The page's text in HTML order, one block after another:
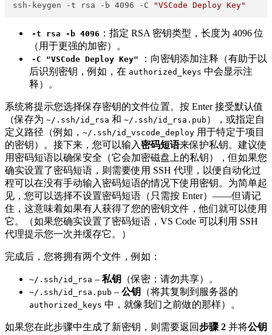
ssh-keygen -t rsa -b 4096 -C "VSCode Deploy Key"
-t rsa -b 4096 ​：指定 RSA 密钥类型，长度为 4096 位
（用于更强的加密）。
-C "VSCode Deploy Key"
​：向密钥添加注释（有助于以
后识别密钥，例如，在 authorized_keys ​ 中会显示注
释）。
系统将提示您选择保存密钥的文件位置。按 Enter 接受默认值
（保存为 ~/.ssh/id_rsa ​ 和 ~/.ssh/id_rsa.pub ​），或指定自
定义路径（例如， ~/.ssh/id_vscode_deploy ​ 用于特定于项目
的密钥）。接下来，您可以输入密码短语来保护私钥。建议使
用密码短语以确保安全（它会加密磁盘上的私钥），但如果您
确实设置了密码短语，则需要使用 SSH 代理，以便自动化过
程可以在没有手动输入密码短语的情况下使用密钥。为简单起
见，您可以选择不设置密码短语（只需按 Enter）——但请记
住，这意味着如果有人获得了您的密钥文件，他们就可以使用
它。（如果您确实设置了密码短语，VS Code 可以利用 SSH
代理提示您一次并缓存它。）
完成后，您将拥有两个文件，例如：
~/.ssh/id_rsa ​ – 私钥 （保密；请勿共享）。
~/.ssh/id_rsa.pub ​ – 公钥 （将其复制到服务器的
authorized_keys ​ 中，就像我们之前做的那样）。
如果您在此步骤中生成了新密钥，则需要返回步骤 2 并将公钥